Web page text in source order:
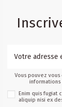
Vous pouvez
Enim quis fugiat
aliquip nisi ex